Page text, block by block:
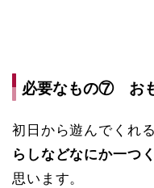
必要なもの⑦ お
初日から遊んでくれ
らしなどなにか一つ
思います。